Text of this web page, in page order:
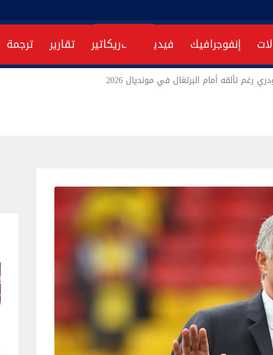
إنفوجرافيك فيديو كاريكاتير تقارير ترجمة
تألقه أمام البرتغال في مونديال 2026